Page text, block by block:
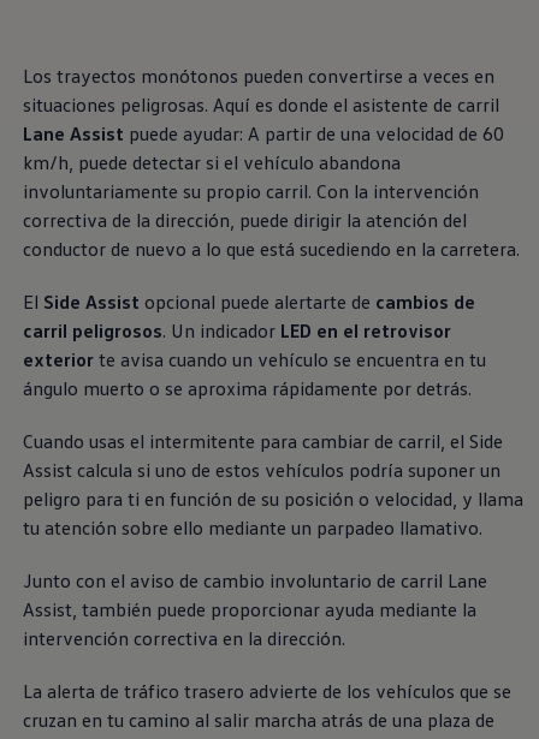
Vehículos híbridos enchufables
Todo sobre ID.
Cambiando a la movilidad eléctrica
Actualización de Software ID.
Carga y autonomía
¿Cuántos kilómetros puedo recorrer?
Dónde recargar
Cómo recargar
Cargador ID.
Tecnología y desarrollo
Reutilización de las baterias
El sonido del ID.
Plan Auto+ en Canarias
Mundo Volkswagen
Volkswagen Canarias
Club Fidelización
Sala de Prensa
Patrocinios
Blog
Los trayectos monótonos pueden convertirse a veces en
situaciones peligrosas. Aquí es donde el asistente de carril
Lane Assist puede ayudar: A partir de una velocidad de 60
km/h, puede detectar si el vehículo abandona
involuntariamente su propio carril. Con la intervención
correctiva de la dirección, puede dirigir la atención del
conductor de nuevo a lo que está sucediendo en la carretera.
El Side Assist opcional puede alertarte de cambios de
carril peligrosos. Un indicador LED en el retrovisor
exteriorte avisa cuando un vehículo se encuentra en tu
ángulo muerto o se aproxima rápidamente por detrás.
Cuando usas el intermitente para cambiar de carril, el Side
Assist calcula si uno de estos vehículos podría suponer un
peligro para ti en función de su posición o velocidad, y llama
tu atención sobre ello mediante un parpadeo llamativo.
Junto con el aviso de cambio involuntario de carril Lane
Assist, también puede proporcionar ayuda mediante la
intervención correctiva en la dirección.
La alerta de tráfico trasero advierte de los vehículos que se
cruzan en tu camino al salir marcha atrás de una plaza de